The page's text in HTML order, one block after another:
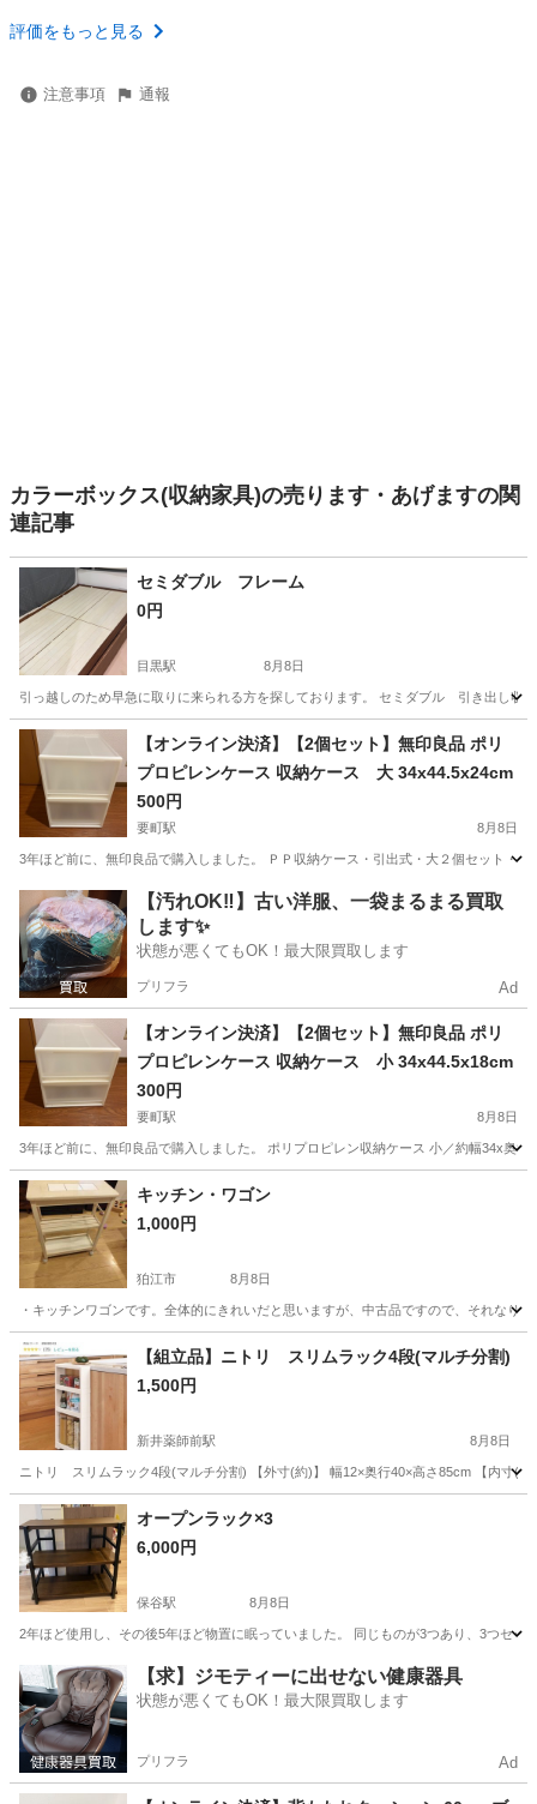
評価をもっと見る
注意事項 通報
カラーボックス(収納家具)の売ります・あげますの関
連記事
セミダブル フレーム
0円
目黒駅 8月8日
引っ越しのため早急に取りに来られる方を探しております。 セミダブル 引き出し収
東京 目黒区 目黒駅 ベッド
【オンライン決済】【2個セット】無印良品 ポリ
プロピレンケース 収納ケース 大 34x44.5x24cm
500円
要町駅 8月8日
3年ほど前に、無印良品で購入しました。 ＰＰ収納ケース・引出式・大２個セット・
東京 豊島区 要町駅 収納家具 無印良品
【汚れOK‼️】古い洋服、一袋まるまる買取
します✨
状態が悪くてもOK！最大限買取します
プリフラ Ad
【オンライン決済】【2個セット】無印良品 ポリ
プロピレンケース 収納ケース 小 34x44.5x18cm
300円
要町駅 8月8日
3年ほど前に、無印良品で購入しました。 ポリプロピレン収納ケース 小／約幅34x奥
東京 豊島区 要町駅 収納家具
キッチン・ワゴン
1,000円
狛江市 8月8日
・キッチンワゴンです。全体的にきれいだと思いますが、中古品ですので、それな
東京 収納家具 ワゴン
【組立品】ニトリ スリムラック4段(マルチ分割)
1,500円
新井薬師前駅 8月8日
ニトリ スリムラック4段(マルチ分割) 【外寸(約)】 幅12×奥行40×高さ85cm 【内寸(
東京 中野区 新井薬師前駅
オープンラック×3
6,000円
保谷駅 8月8日
2年ほど使用し、その後5年ほど物置に眠っていました。 同じものが3つあり、3つセ
東京 西東京市 保谷駅 収納家具 バラ
【求】ジモティーに出せない健康器具
状態が悪くてもOK！最大限買取します
プリフラ Ad